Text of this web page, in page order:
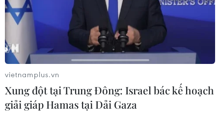
vietnamplus.vn
Xung đột tại Trung Đông: Israel bác kế hoạch
giải giáp Hamas tại Dải Gaza